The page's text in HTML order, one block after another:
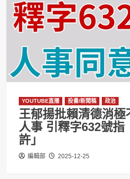
YOUTUBE直播 投書/新聞稿 政治
王郁揚批賴清德消極
人事 引釋字632號指
許」
編輯部 2025-12-25